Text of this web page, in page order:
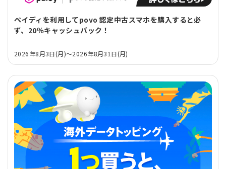
ペイディを利用してpovo 認定中古スマホを購入すると必
ず、20％キャッシュバック！
2026年8月3日(月)～2026年8月31日(月)